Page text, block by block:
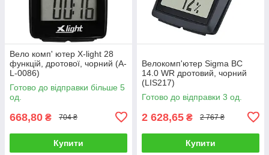
Вело комп' ютер X-light 28
функцій, дротової, чорний (A-
L-0086)
Готово до відправки більше 5
од.
668,80 ₴ 704 ₴
Купити
Велокомп'ютер Sigma BC
14.0 WR дротовий, чорний
(LIS217)
Готово до відправки 3 од.
2 628,65 ₴ 2 767 ₴
Купити